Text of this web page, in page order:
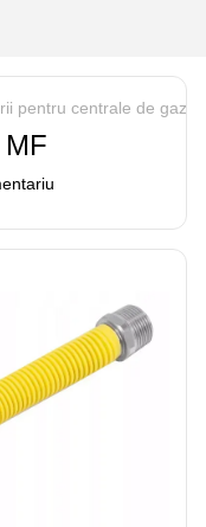
pentru centrale de gaz